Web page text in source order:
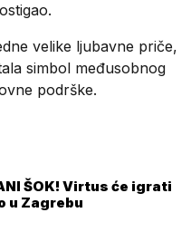
velike ljubavne priče,
simbol međusobnog
podrške.
ŠOK! Virtus će igrati
u Zagrebu